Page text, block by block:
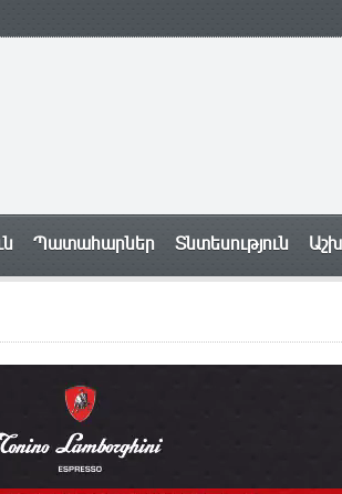
Պատահարներ Տնտեսություն